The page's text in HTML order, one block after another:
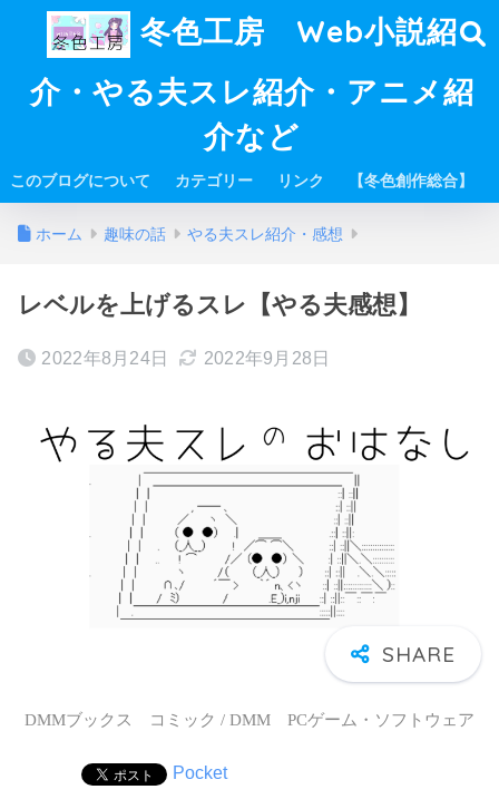
冬色工房 Web小説紹
介・やる夫スレ紹介・アニメ紹
介など
このブログについて カテゴリー リンク 【冬色創作総合】
ホーム 趣味の話 やる夫スレ紹介・感想
レベルを上げるスレ【やる夫感想】
2022年8月24日 2022年9月28日
DMMブックス コミック / DMM PCゲーム・ソフトウェア
Pocket